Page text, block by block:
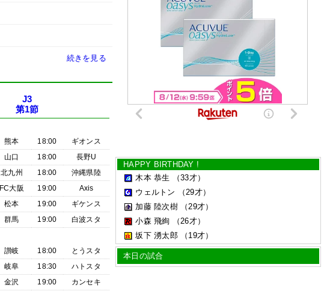
続きを見る
J3
第1節
熊本 18:00
ギオンス
山口 18:00
長野U
北九州 18:00
沖縄県陸
FC大阪 19:00
Axis
松本 19:00
ギケンス
群馬 19:00
白波スタ
讃岐 18:00
とうスタ
岐阜 18:30
ハトスタ
金沢 19:00
カンセキ
HAPPY BIRTHDAY !
木本 恭生
（33才）
ウェルトン
（29才）
加藤 陸次樹
（29才）
小森 飛絢
（26才）
坂下 湧太郎
（19才）
本日の試合